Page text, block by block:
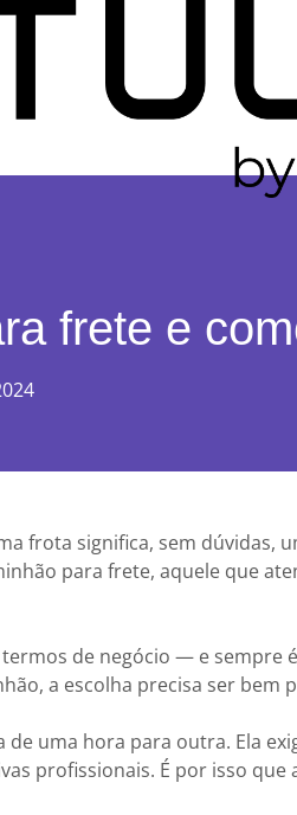
frete e
frota significa, sem dúvidas,
para frete, aquele que
de negócio — e sempre
a escolha precisa ser bem
uma hora para outra. Ela
profissionais. É por isso que